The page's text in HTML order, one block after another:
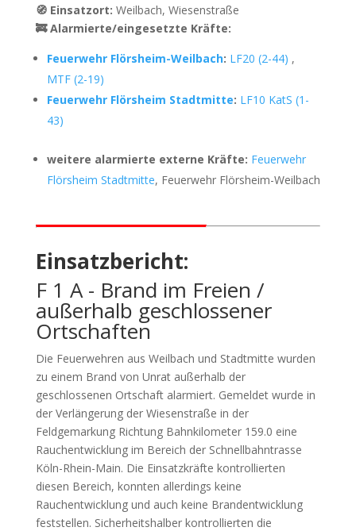
🧭 Einsatzort: Weilbach, Wiesenstraße
🚒 Alarmierte/eingesetzte Kräfte:
Feuerwehr Flörsheim-Weilbach: LF20 (2-44) ,
MTF (2-19)
Feuerwehr Flörsheim Stadtmitte: LF10 KatS (1-
43)
weitere alarmierte externe Kräfte: Feuerwehr
Flörsheim Stadtmitte, Feuerwehr Flörsheim-Weilbach
Einsatzbericht:
F 1 A - Brand im Freien /
außerhalb geschlossener
Ortschaften
Die Feuerwehren aus Weilbach und Stadtmitte wurden
zu einem Brand von Unrat außerhalb der
geschlossenen Ortschaft alarmiert. Gemeldet wurde in
der Verlängerung der Wiesenstraße in der
Feldgemarkung Richtung Bahnkilometer 159.0 eine
Rauchentwicklung im Bereich der Schnellbahntrasse
Köln-Rhein-Main. Die Einsatzkräfte kontrollierten
diesen Bereich, konnten allerdings keine
Rauchentwicklung und auch keine Brandentwicklung
feststellen. Sicherheitshalber kontrollierten die